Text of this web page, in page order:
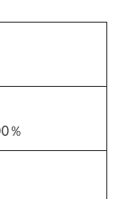
％